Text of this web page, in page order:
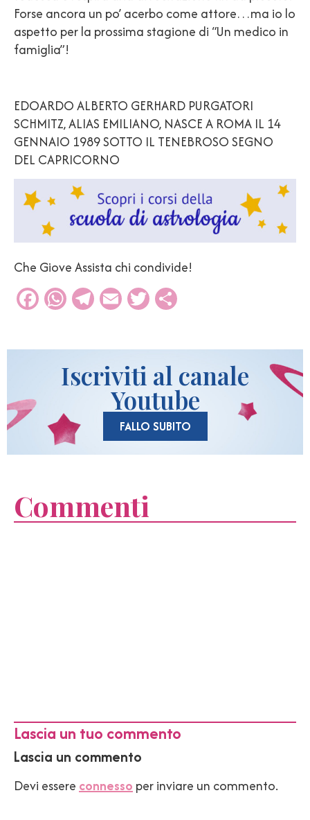
Forse ancora un po’ acerbo come attore…ma io lo
aspetto per la prossima stagione di “Un medico in
famiglia”!
EDOARDO ALBERTO GERHARD PURGATORI
SCHMITZ, ALIAS EMILIANO, NASCE A ROMA IL 14
GENNAIO 1989 SOTTO IL TENEBROSO SEGNO
DEL CAPRICORNO
Che Giove Assista chi condivide!
Facebook
WhatsApp
Telegram
EmailTwitter
Iscriviti al canale
Youtube
FALLO SUBITO
Commenti
Lascia un tuo commento
Lascia un commento
Devi essere connesso per inviare un commento.